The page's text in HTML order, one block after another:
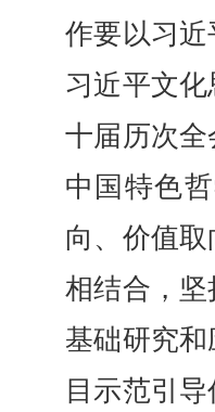
作要以习
习近平文
十届历次
中国特色
向、价值
相结合，
基础研究
目示范引